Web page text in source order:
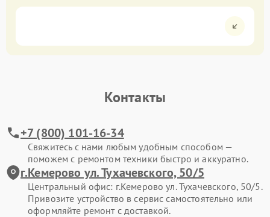
Контакты
+7 (800) 101-16-34
Свяжитесь с нами любым удобным способом —
поможем с ремонтом техники быстро и аккуратно.
г.Кемерово ул. Тухачевского, 50/5
Центральный офис: г.Кемерово ул. Тухачевского, 50/5.
Привозите устройство в сервис самостоятельно или
оформляйте ремонт с доставкой.